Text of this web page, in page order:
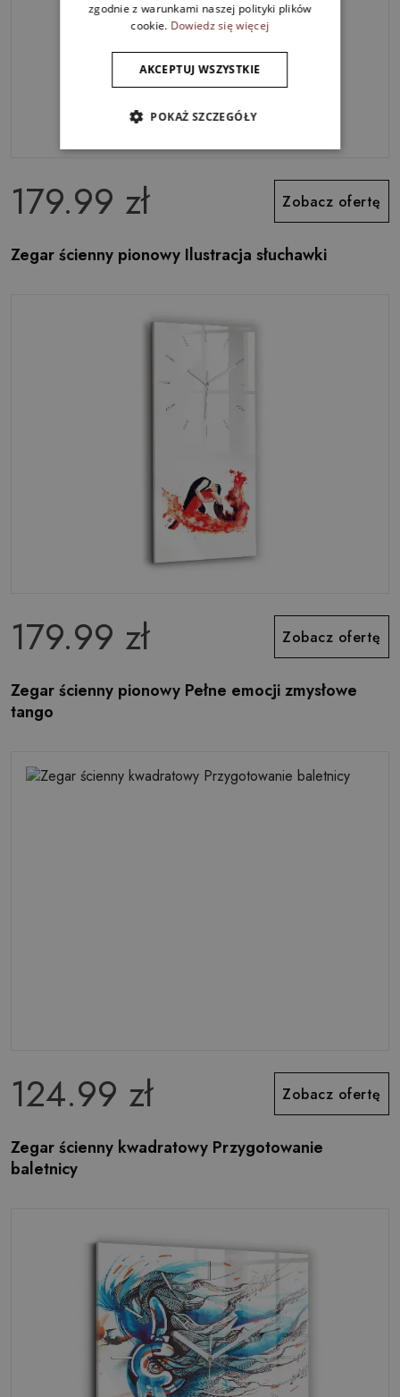
179.99 zł Zobacz ofertę
Zegar ścienny pionowy Ilustracja słuchawki
179.99 zł Zobacz ofertę
Zegar ścienny pionowy Pełne emocji zmysłowe
tango
124.99 zł Zobacz ofertę
Zegar ścienny kwadratowy Przygotowanie
baletnicy
zgodnie z warunkami naszej polityki plików
cookie. Dowiedz się więcej
AKCEPTUJ WSZYSTKIE
POKAŻ SZCZEGÓŁY